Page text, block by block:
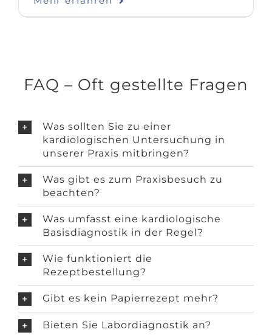
FAQ – Oft gestellte Fragen
Was sollten Sie zu einer
kardiologischen Untersuchung in
unserer Praxis mitbringen?
Was gibt es zum Praxisbesuch zu
beachten?
Was umfasst eine kardiologische
Basisdiagnostik in der Regel?
Wie funktioniert die
Rezeptbestellung?
Gibt es kein Papierrezept mehr?
Bieten Sie Labordiagnostik an?